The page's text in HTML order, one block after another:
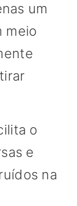
um
meio
o
e
na